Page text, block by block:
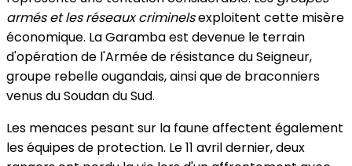
armés et les réseaux criminelsexploitent cette misère
économique. La Garamba est devenue le terrain
d'opération de l'Armée de résistance du Seigneur,
groupe rebelle ougandais, ainsi que de braconniers
venus du Soudan du Sud.
Les menaces pesant sur la faune affectent également
les équipes de protection. Le 11 avril dernier, deux